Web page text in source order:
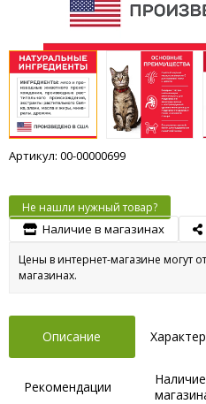
Артикул: 00-00000699
Не нашли нужный товар?
Наличие в магазинах
Цены в интернет-магазине могут
магазинах.
Описание
Рекомендации